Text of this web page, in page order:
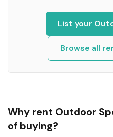
List your
Browse all
Why rent Outdoor
of buying?